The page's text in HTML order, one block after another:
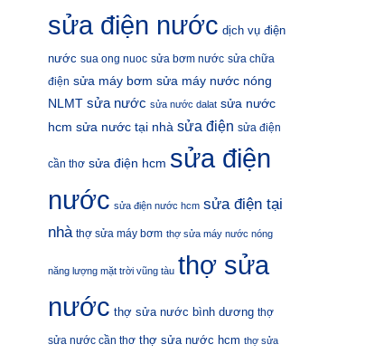
sửa điện nước dịch vụ điện
nước sua ong nuoc sửa bơm nước sửa chữa
điện sửa máy bơm sửa máy nước nóng
NLMT sửa nước sửa nước dalat sửa nước
hcm sửa nước tại nhà sửa điện sửa điện
cần thơ sửa điện hcm sửa điện
nước sửa điện nước hcm sửa điện tại
nhà thợ sửa máy bơm thợ sửa máy nước nóng
năng lượng mặt trời vũng tàu thợ sửa
nước thợ sửa nước bình dương thợ
sửa nước cần thơ thợ sửa nước hcm thợ sửa